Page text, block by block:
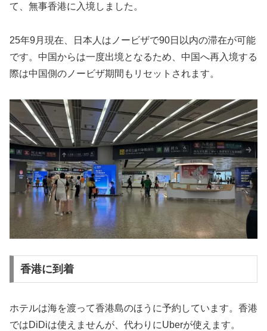
て、無事香港に入境しました。
25年9月現在、日本人はノービザで90日以内の滞在が可能
です。中国からは一度出境となるため、中国へ再入境する
際は中国側のノービザ期間もリセットされます。
香港に到着
ホテルは海を渡って香港島のほうに予約しています。香港
ではDiDiは使えませんが、代わりにUberが使えます。